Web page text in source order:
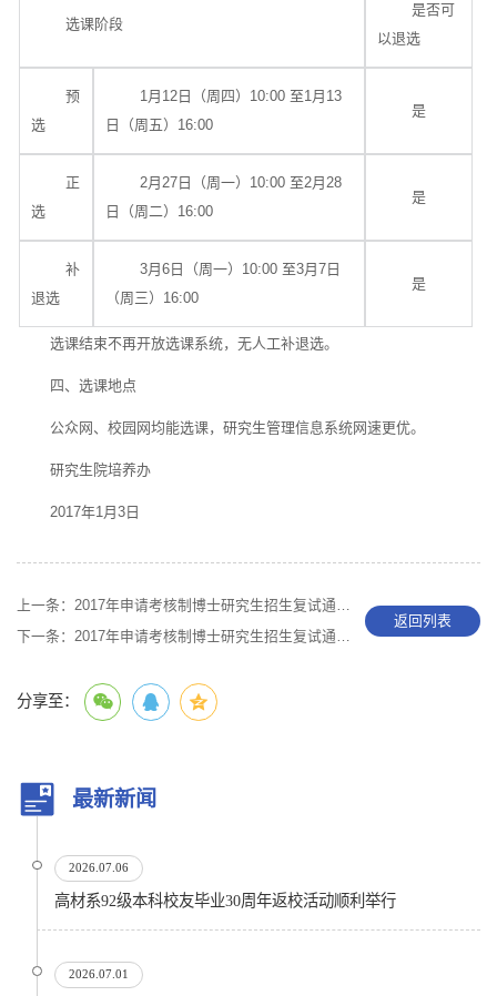
选课阶段
是否可
以退选
预
选
1月12日（周四）10:00 至1月13
日（周五）16:00
是
正
选
2月27日（周一）10:00 至2月28
日（周二）16:00
是
补
退选
3月6日（周一）10:00 至3月7日
（周三）16:00
是
选课结束不再开放选课系统，无人工补退选。
四、选课地点
公众网、校园网均能选课，研究生管理信息系统网速更优。
研究生院培养办
2017年1月3日
上一条： 2017年申请考核制博士研究生招生复试通知（材料学专业）
下一条： 2017年申请考核制博士研究生招生复试通知（材料加工工程专业）
返回列表
分享至：
最新新闻
2026.07.06
高材系92级本科校友毕业30周年返校活动顺利举行
2026.07.01